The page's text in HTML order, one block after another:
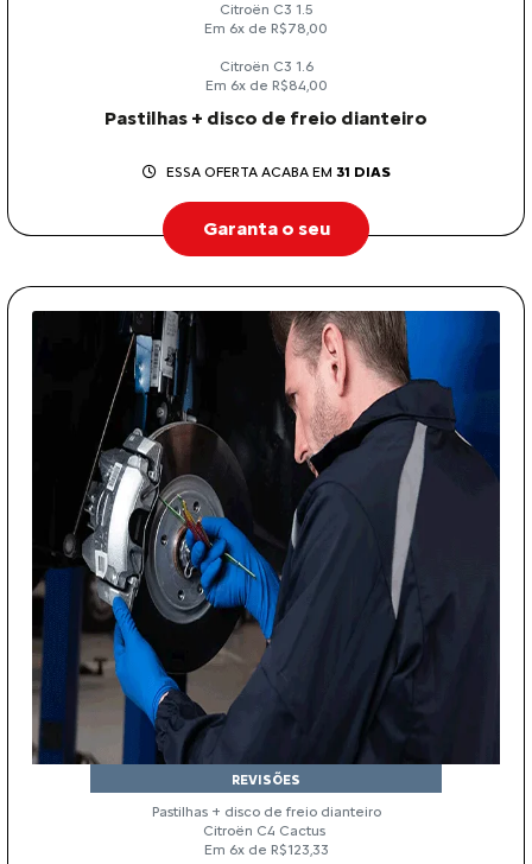
Pastilhas + disco de freio dianteiro
Citroën C3 1.5
Em 6x de R$78,00
Citroën C3 1.6
Em 6x de R$84,00
ESSA OFERTA ACABA EM 31 DIAS
Garanta o seu
REVISÕES
Pastilhas + disco de freio dianteiro
Citroën C4 Cactus
Em 6x de R$123,33